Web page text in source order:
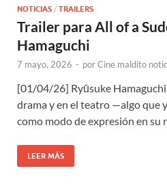
NOTICIAS / TRAILERS
Trailer para All of a
Hamaguchi
7 mayo, 2026 - porCine maldito
[01/04/26] Ryūsuke
drama y en el teatro —algo que
como modo de expresión en su
LEER MÁS